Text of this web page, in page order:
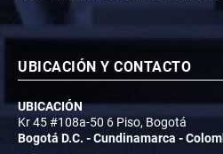
UBICACIÓN Y CONTACTO
UBICACIÓN
Kr 45 #108a-50 6 Piso, Bogotá
Bogotá D.C. - Cundinamarca -